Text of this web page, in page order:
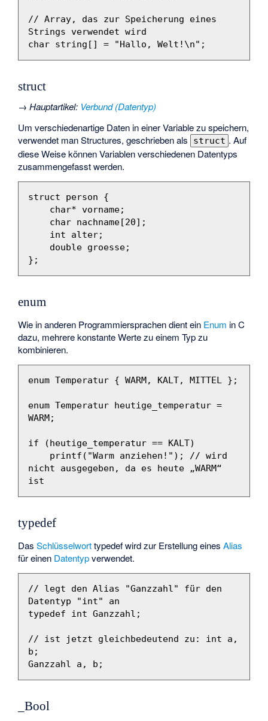
// Array, das zur Speicherung eines
Strings verwendet wird
char string [] = "Hallo, Welt! \n" ;
struct
→Hauptartikel: Verbund (Datentyp)
Um verschiedenartige Daten in einer Variable zu speichern,
verwendet man Structures, geschrieben als
struct . Auf
diese Weise können Variablen verschiedenen Datentyps
zusammengefasst werden.
struct person
{
char* vorname;
char nachname[20];
int
alter;
double groesse;
};
enum
Wie in anderen Programmiersprachen dient ein Enum in C
dazu, mehrere konstante Werte zu einem Typ zu
kombinieren.
enum Temperatur { WARM, KALT, MITTEL };
enum Temperatur heutige_temperatur =
WARM;
if (heutige_temperatur == KALT)
printf ( "Warm anziehen!" );
// wird
nicht ausgegeben, da es heute „WARM“
ist
typedef
DasSchlüsselwort typedefwird zur Erstellung einesAlias
für einen Datentypverwendet.
// legt den Alias "Ganzzahl" für den
Datentyp "int" an
typedef
int Ganzzahl ;
// ist jetzt gleichbedeutend zu: int a,
b;
Ganzzahl
a , b ;
_Bool